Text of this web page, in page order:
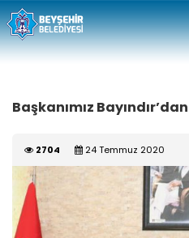
Başkanımız
2704 24 Temmuz 2020